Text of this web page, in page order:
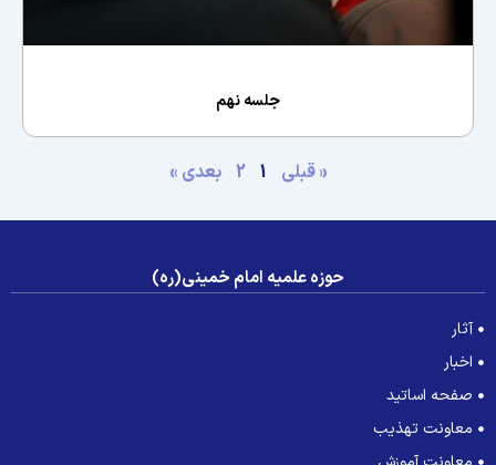
جلسه نهم
« قبلی بعدی »
حوزه علمیه امام خمینی(ره)
آثار
اخبار
صفحه اساتید
معاونت تهذیب